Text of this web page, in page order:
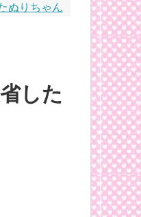
ぬりちゃん
した